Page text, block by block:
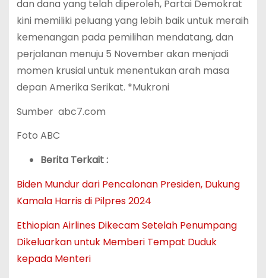
dan dana yang telah diperoleh, Partai Demokrat
kini memiliki peluang yang lebih baik untuk meraih
kemenangan pada pemilihan mendatang, dan
perjalanan menuju 5 November akan menjadi
momen krusial untuk menentukan arah masa
depan Amerika Serikat. *Mukroni
Sumber abc7.com
Foto ABC
Berita Terkait :
Biden Mundur dari Pencalonan Presiden, Dukung
Kamala Harris di Pilpres 2024
Ethiopian Airlines Dikecam Setelah Penumpang
Dikeluarkan untuk Memberi Tempat Duduk
kepada Menteri